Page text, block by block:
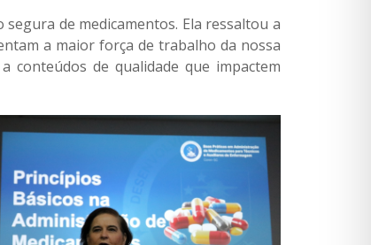
de medicamentos. Ela ressaltou a
a maior força de trabalho da nossa
conteúdos de qualidade que impactem